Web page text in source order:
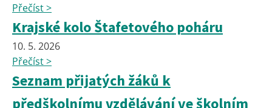
Přečíst >
Krajské kolo Štafetového poháru
10. 5. 2026
Přečíst >
Seznam přijatých žáků k
předškolnímu vzdělávání ve školním